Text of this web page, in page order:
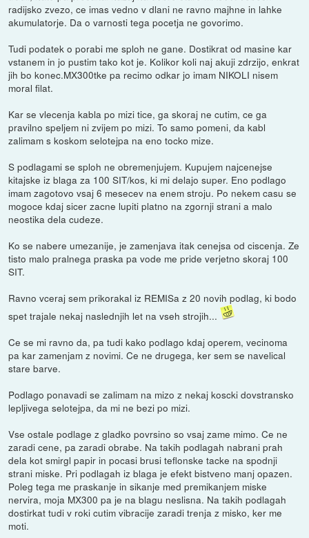
radijsko zvezo, ce imas vedno v dlani ne ravno majhne in lahke
akumulatorje. Da o varnosti tega pocetja ne govorimo.
Tudi podatek o porabi me sploh ne gane. Dostikrat od masine kar
vstanem in jo pustim tako kot je. Kolikor koli naj akuji zdrzijo, enkrat
jih bo konec.MX300tke pa recimo odkar jo imam NIKOLI nisem
moral filat.
Kar se vlecenja kabla po mizi tice, ga skoraj ne cutim, ce ga
pravilno speljem ni zvijem po mizi. To samo pomeni, da kabl
zalimam s koskom selotejpa na eno tocko mize.
S podlagami se sploh ne obremenjujem. Kupujem najcenejse
kitajske iz blaga za 100 SIT/kos, ki mi delajo super. Eno podlago
imam zagotovo vsaj 6 mesecev na enem stroju. Po nekem casu se
mogoce kdaj sicer zacne lupiti platno na zgornji strani a malo
neostika dela cudeze.
Ko se nabere umezanije, je zamenjava itak cenejsa od ciscenja. Ze
tisto malo pralnega praska pa vode me pride verjetno skoraj 100
SIT.
Ravno vceraj sem prikorakal iz REMISa z 20 novih podlag, ki bodo
spet trajale nekaj naslednjih let na vseh strojih...
Ce se mi ravno da, pa tudi kako podlago kdaj operem, vecinoma
pa kar zamenjam z novimi. Ce ne drugega, ker sem se navelical
stare barve.
Podlago ponavadi se zalimam na mizo z nekaj koscki dovstransko
lepljivega selotejpa, da mi ne bezi po mizi.
Vse ostale podlage z gladko povrsino so vsaj zame mimo. Ce ne
zaradi cene, pa zaradi obrabe. Na takih podlagah nabrani prah
dela kot smirgl papir in pocasi brusi teflonske tacke na spodnji
strani miske. Pri podlagah iz blaga je efekt bistveno manj opazen.
Poleg tega me praskanje in sikanje med premikanjem miske
nervira, moja MX300 pa je na blagu neslisna. Na takih podlagah
dostirkat tudi v roki cutim vibracije zaradi trenja z misko, ker me
moti.